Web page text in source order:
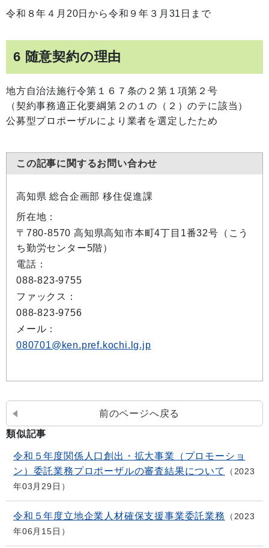
令和８年４月20日から令和９年３月31日まで
6 随意契約の理由
地方自治法施行令第１６７条の２第１項第２号
（契約事務適正化要綱第２の１の（２）のテに該当）
公募型プロポーザルにより業者を選定したため
この記事に関するお問い合わせ
高知県 総合企画部 移住促進課
所在地：
〒780-8570 高知県高知市本町4丁目1番32号（こう
ち勤労センター5階）
電話：
088-823-9755
ファックス：
088-823-9756
メール：
080701@ken.pref.kochi.lg.jp
前のページへ戻る
類似記事
令和５年度関係人口創出・拡大事業（プロモーショ
ン）委託業務プロポーザルの審査結果について
2023
年03月29日
令和５年度立地企業人材確保支援事業委託業務
2023
年06月15日